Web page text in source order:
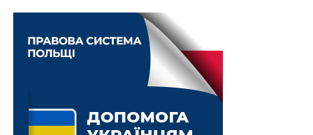
обвинувачений) без встановлення будь-яких
обмежень та умов, керуючись власним
волевиявленням має право відмовитися від
захисника або замінити його в будь-який момент
кримінального провадження в усній або письмовій
Читайте також: Право на захист. Застосування